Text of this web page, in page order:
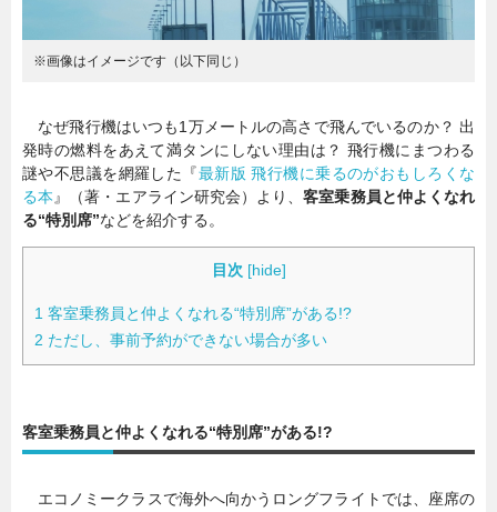
※画像はイメージです（以下同じ）
なぜ飛行機はいつも1万メートルの高さで飛んでいるのか？ 出
発時の燃料をあえて満タンにしない理由は？ 飛行機にまつわる
謎や不思議を網羅した『最新版 飛行機に乗るのがおもしろくな
る本 』（著・エアライン研究会）より、客室乗務員と仲よくなれ
る“特別席”などを紹介する。
目次 [hide]
1 客室乗務員と仲よくなれる“特別席”がある!?
2 ただし、事前予約ができない場合が多い
客室乗務員と仲よくなれる“特別席”がある!?
エコノミークラスで海外へ向かうロングフライトでは、座席の